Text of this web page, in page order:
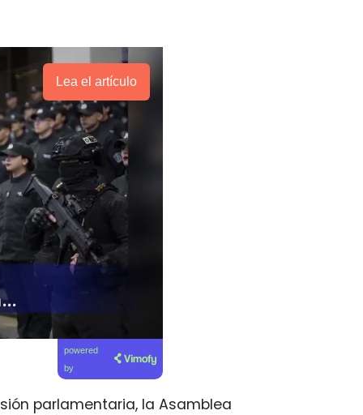
Lea el artículo
powered
by
sesión parlamentaria, la Asamblea